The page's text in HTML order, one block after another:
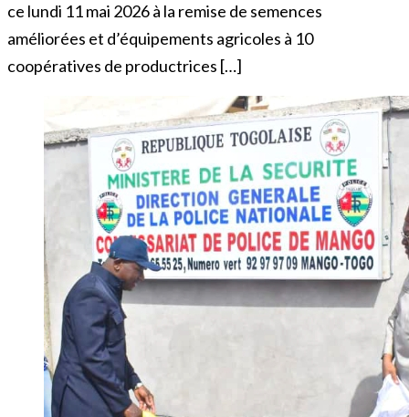
ce lundi 11 mai 2026 à la remise de semences
améliorées et d’équipements agricoles à 10
coopératives de productrices […]